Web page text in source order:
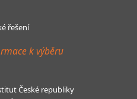
řešení
k výběru
České republiky